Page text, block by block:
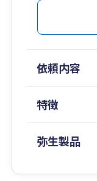
依頼内容
特徴
弥生製品